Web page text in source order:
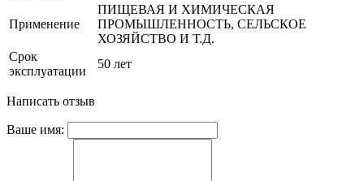
Применение
ПИЩЕВАЯ И ХИМИЧЕСКАЯ
ПРОМЫШЛЕННОСТЬ, СЕЛЬСКОЕ
ХОЗЯЙСТВО И Т.Д.
Срок
эксплуатации
50 лет
Написать отзыв
Ваше имя: